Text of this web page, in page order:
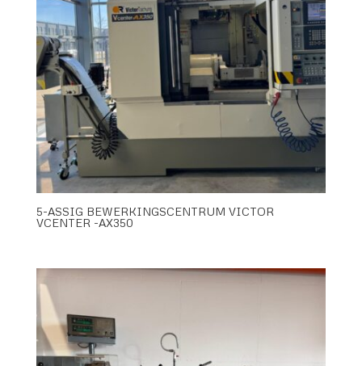
5-ASSIG BEWERKINGSCENTRUM VICTOR
VCENTER -AX350